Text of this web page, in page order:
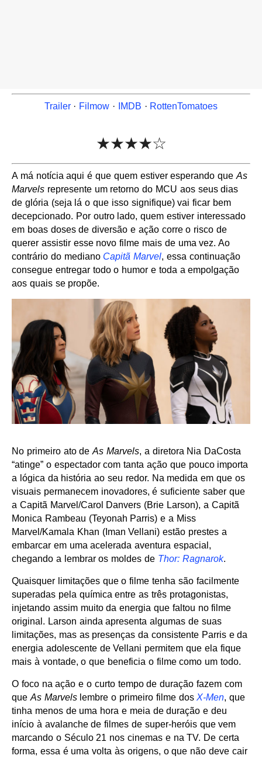
Trailer· Filmow · IMDB · RottenTomatoes
★★★★☆
A má notícia aqui é que quem estiver esperando que As
Marvels represente um retorno do MCU aos seus dias
de glória (seja lá o que isso signifique) vai ficar bem
decepcionado. Por outro lado, quem estiver interessado
em boas doses de diversão e ação corre o risco de
querer assistir esse novo filme mais de uma vez. Ao
contrário do mediano Capitã Marvel, essa continuação
consegue entregar todo o humor e toda a empolgação
aos quais se propõe.
No primeiro ato deAs Marvels, a diretora Nia DaCosta
“atinge” o espectador com tanta ação que pouco importa
a lógica da história ao seu redor. Na medida em que os
visuais permanecem inovadores, é suficiente saber que
a Capitã Marvel/Carol Danvers (Brie Larson), a Capitã
Monica Rambeau (Teyonah Parris) e a Miss
Marvel/Kamala Khan (Iman Vellani) estão prestes a
embarcar em uma acelerada aventura espacial,
chegando a lembrar os moldes de Thor: Ragnarok.
Quaisquer limitações que o filme tenha são facilmente
superadas pela química entre as três protagonistas,
injetando assim muito da energia que faltou no filme
original. Larson ainda apresenta algumas de suas
limitações, mas as presenças da consistente Parris e da
energia adolescente de Vellani permitem que ela fique
mais à vontade, o que beneficia o filme como um todo.
O foco na ação e o curto tempo de duração fazem com
que As Marvelslembre o primeiro filme dosX-Men, que
tinha menos de uma hora e meia de duração e deu
início à avalanche de filmes de super-heróis que vem
marcando o Século 21 nos cinemas e na TV. De certa
forma, essa é uma volta às origens, o que não deve cair